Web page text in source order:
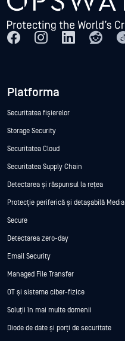
Platforma
Securitatea fișierelor
Storage Security
Securitatea Cloud
Securitatea Supply Chain
Detectarea și răspunsul la rețea
Protecție periferică și detașabilă Media
Secure
Detectarea zero-day
Email Security
Managed File Transfer
OT și sisteme ciber-fizice
Soluții în mai multe domenii
Diode de date și porți de securitate